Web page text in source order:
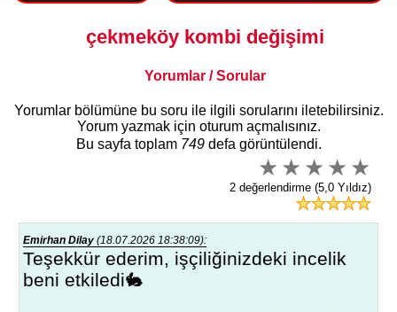
çekmeköy kombi değişimi
Yorumlar / Sorular
Yorumlar bölümüne bu soru ile ilgili sorularını iletebilirsiniz.
Yorum yazmak için oturum açmalısınız.
Bu sayfa toplam 749defa görüntülendi.
2 değerlendirme (5,0 Yıldız)
Emirhan Dilay (18.07.2026 18:38:09):
Teşekkür ederim, işçiliğinizdeki incelik
beni etkiledi🐇